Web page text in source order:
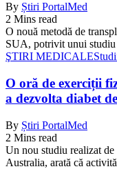
By Știri PortalMed
2 Mins read
O nouă metodă de
SUA, potrivit unui
ŞTIRI MEDICALE
O oră de exerciții
a dezvolta diabet
By Știri PortalMed
2 Mins read
Un nou studiu realizat
Australia, arată că